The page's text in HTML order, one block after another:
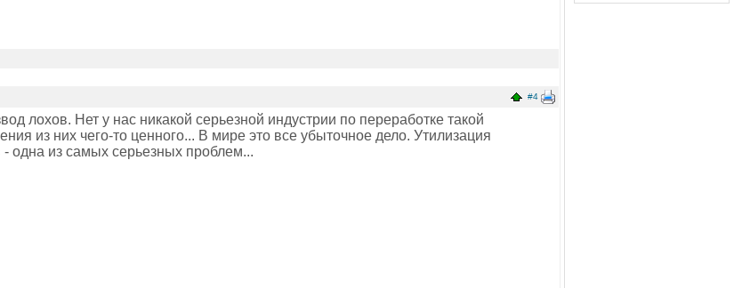
#4
лохов. Нет у нас никакой серьезной индустрии по переработке такой
из них чего-то ценного... В мире это все убыточное дело. Утилизация
- одна из самых серьезных проблем...